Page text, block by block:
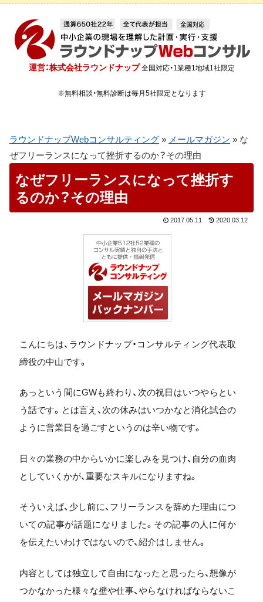
運営：株式会社ラウンドナップ 全国対応・1業種1地域1社限定
※無料相談・無料診断は毎月5社限定となります
ラウンドナップWebコンサルティング » メールマガジン » な
ぜフリーランスになって挫折するのか？その理由
なぜフリーランスになって挫折す
るのか？その理由
2017.05.11 2020.03.12
こんにちは、ラウンドナップ・コンサルティング代表取
締役の中山です。
あっという間にGWも終わり、次の祝日はいつやらとい
う話です。とは言え、次の休みはいつかなと消化試合の
ように営業日を過ごすというのは辛い物です。
日々の業務の中からいかに楽しみを見つけ、自分の血肉
としていくかが、重要なスキルになりますね。
そういえば、少し前に、フリーランスを辞めた理由につ
いての記事が話題になりました。その記事の人に何か
を伝えたいわけではないので、紹介はしません。
内容としては独立して自由になったと思ったら、想像が
つかなかった様々な壁や仕事、やらなければならないこ